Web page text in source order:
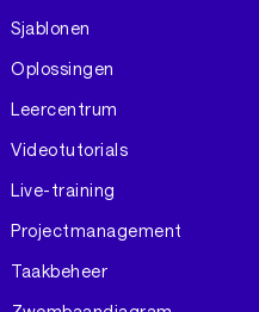
Sjablonen
Oplossingen
Leercentrum
Videotutorials
Live-training
Projectmanagement
Taakbeheer